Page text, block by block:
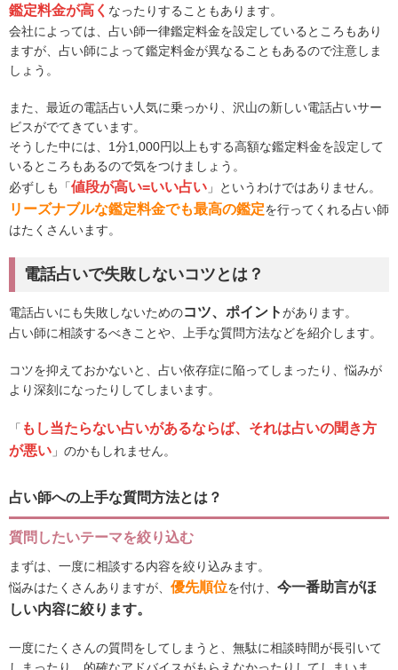
鑑定料金が高く なったりすることもあります。
会社によっては、占い師一律鑑定料金を設定しているところもあり
ますが、占い師によって鑑定料金が異なることもあるので注意しま
しょう。
また、最近の電話占い人気に乗っかり、沢山の新しい電話占いサー
ビスがでてきています。
そうした中には、1分1,000円以上もする高額な鑑定料金を設定して
いるところもあるので気をつけましょう。
必ずしも「値段が高い=いい占い 」というわけではありません。
リーズナブルな鑑定料金でも最高の鑑定を行ってくれる占い師
はたくさんいます。
電話占いで失敗しないコツとは？
電話占いにも失敗しないためのコツ、ポイントがあります。
占い師に相談するべきことや、上手な質問方法などを紹介します。
コツを抑えておかないと、占い依存症に陥ってしまったり、悩みが
より深刻になったりしてしまいます。
「 もし当たらない占いがあるならば、それは占いの聞き方
が悪い 」のかもしれません。
占い師への上手な質問方法とは？
質問したいテーマを絞り込む
まずは、一度に相談する内容を絞り込みます。
悩みはたくさんありますが、 優先順位を付け、 今一番助言がほ
しい内容に絞ります。
一度にたくさんの質問をしてしまうと、無駄に相談時間が長引いて